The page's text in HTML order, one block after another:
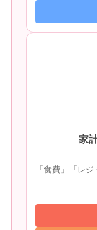
家
「食費」「レ